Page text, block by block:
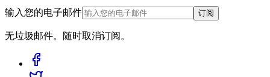
输入您的电子邮件 订阅
无垃圾邮件。随时取消订阅。